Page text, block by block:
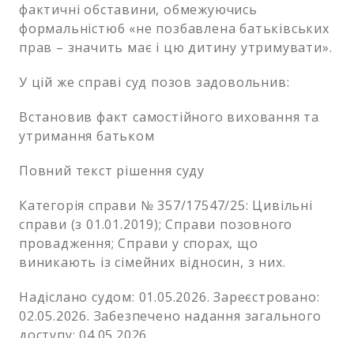
фактичні обставини, обмежуючись
формальністю6 «не позбавлена батьківських
прав – значить має і цю дитину утримувати».
У цій же справі суд позов задовольнив:
Встановив факт самостійного виховання та
утримання батьком
Повний текст рішення суду
Категорія справи № 357/17547/25: Цивільні
справи (з 01.01.2019); Справи позовного
провадження; Справи у спорах, що
виникають із сімейних відносин, з них.
Надіслано судом: 01.05.2026. Зареєстровано:
02.05.2026. Забезпечено надання загального